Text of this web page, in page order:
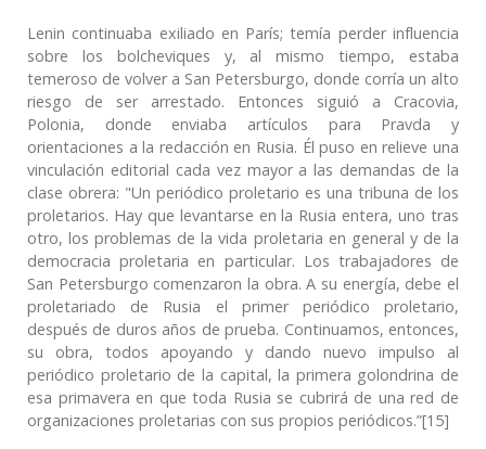
Lenin continuaba exiliado en París; temía perder influencia
sobre los bolcheviques y, al mismo tiempo, estaba
temeroso de volver a San Petersburgo, donde corría un alto
riesgo de ser arrestado. Entonces siguió a Cracovia,
Polonia, donde enviaba artículos para Pravda y
orientaciones a la redacción en Rusia. Él puso en relieve una
vinculación editorial cada vez mayor a las demandas de la
clase obrera: "Un periódico proletario es una tribuna de los
proletarios. Hay que levantarse en la Rusia entera, uno tras
otro, los problemas de la vida proletaria en general y de la
democracia proletaria en particular. Los trabajadores de
San Petersburgo comenzaron la obra. A su energía, debe el
proletariado de Rusia el primer periódico proletario,
después de duros años de prueba. Continuamos, entonces,
su obra, todos apoyando y dando nuevo impulso al
periódico proletario de la capital, la primera golondrina de
esa primavera en que toda Rusia se cubrirá de una red de
organizaciones proletarias con sus propios periódicos.”[15]